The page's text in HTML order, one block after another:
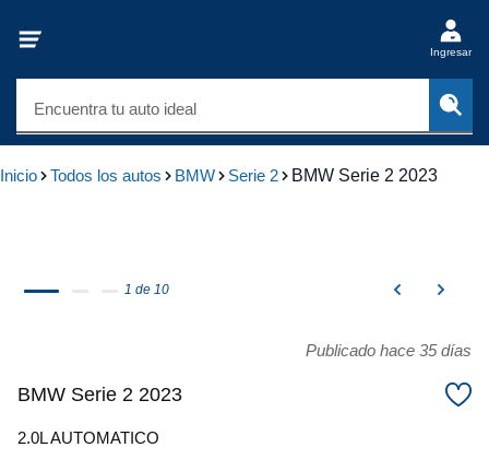
Ingresar
Encuentra tu auto ideal
Inicio Todos los autos BMW Serie 2 BMW Serie 2 2023
1 de 10
Publicado hace 35 días
BMW Serie 2 2023
2.0L AUTOMATICO